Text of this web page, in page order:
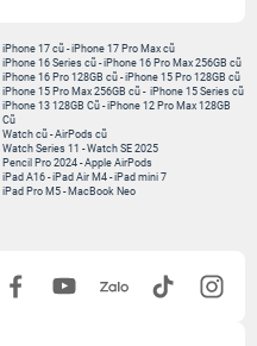
iPhone 17 cũ -iPhone 17 Pro Max cũ
iPhone 16 Series cũ - iPhone 16 Pro Max 256GB cũ
iPhone 16 Pro 128GB cũ -iPhone 15 Pro 128GB cũ
iPhone 15 Pro Max 256GB cũ - iPhone 15 Series cũ
iPhone 13 128GB Cũ -iPhone 12 Pro Max 128GB
Cũ
Watch cũ -AirPods cũ
Watch Series 11 -Watch SE 2025
Pencil Pro 2024 -Apple AirPods
iPad A16 -iPad Air M4 -iPad mini 7
iPad Pro M5 - MacBook Neo